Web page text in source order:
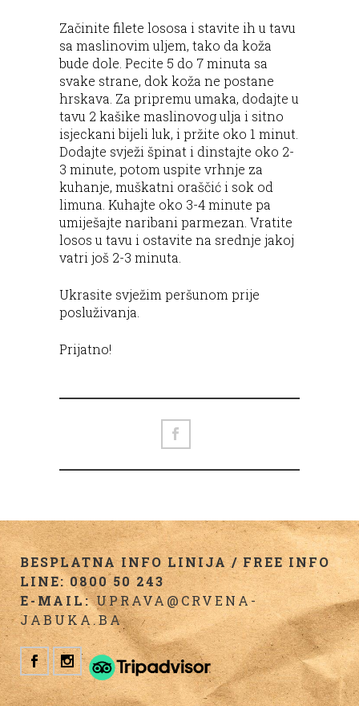
Začinite filete lososa i stavite ih u tavu
sa maslinovim uljem, tako da koža
bude dole. Pecite 5 do 7 minuta sa
svake strane, dok koža ne postane
hrskava. Za pripremu umaka, dodajte u
tavu 2 kašike maslinovog ulja i sitno
isjeckani bijeli luk, i pržite oko 1 minut.
Dodajte svježi špinat i dinstajte oko 2-
3 minute, potom uspite vrhnje za
kuhanje, muškatni oraščić i sok od
limuna. Kuhajte oko 3-4 minute pa
umiješajte naribani parmezan. Vratite
losos u tavu i ostavite na srednje jakoj
vatri još 2-3 minuta.
Ukrasite svježim peršunom prije
posluživanja.
Prijatno!
BESPLATNA INFO LINIJA / FREE INFO
LINE: 0800 50 243
E-MAIL:UPRAVA@CRVENA-
JABUKA.BA